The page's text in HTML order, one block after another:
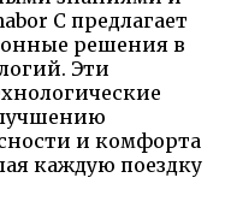
C предлагает
решения в
Эти
и комфорта
каждую поездку